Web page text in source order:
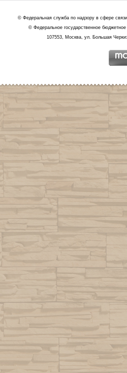
© Федеральная служба по надзору в сфере
© Федеральное государственное
107553, Москва, ул. Большая